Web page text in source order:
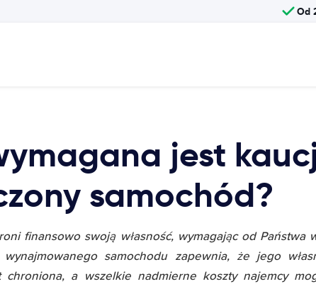
Od
jest
samochód?
finansowo swoją własność, wymagając od Państwa
samochodu zapewnia, że jego
chroniona, a wszelkie nadmierne koszty najemcy